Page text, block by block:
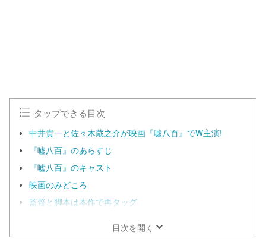
タップできる目次
中井貴一と佐々木蔵之介が映画『嘘八百』でW主演!
『嘘八百』のあらすじ
『嘘八百』のキャスト
映画のみどころ
監督と脚本は本作で再タッグ
目次を開く